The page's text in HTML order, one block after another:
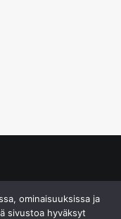
ominaisuuksissa ja
sivustoa hyväksyt